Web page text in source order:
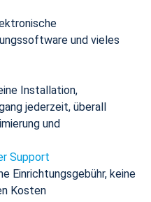
und vieles
Installation,
jederzeit, überall
und
Support
Einrichtungsgebühr, keine
Kosten